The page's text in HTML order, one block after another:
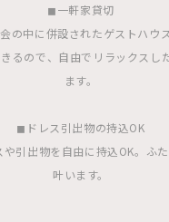
◼︎一軒家貸切
の中に併設されたゲストハウス
るので、自由でリラックスし
ます。
◼︎ドレス引出物の持込OK
引出物を自由に持込OK。ふ
叶います。